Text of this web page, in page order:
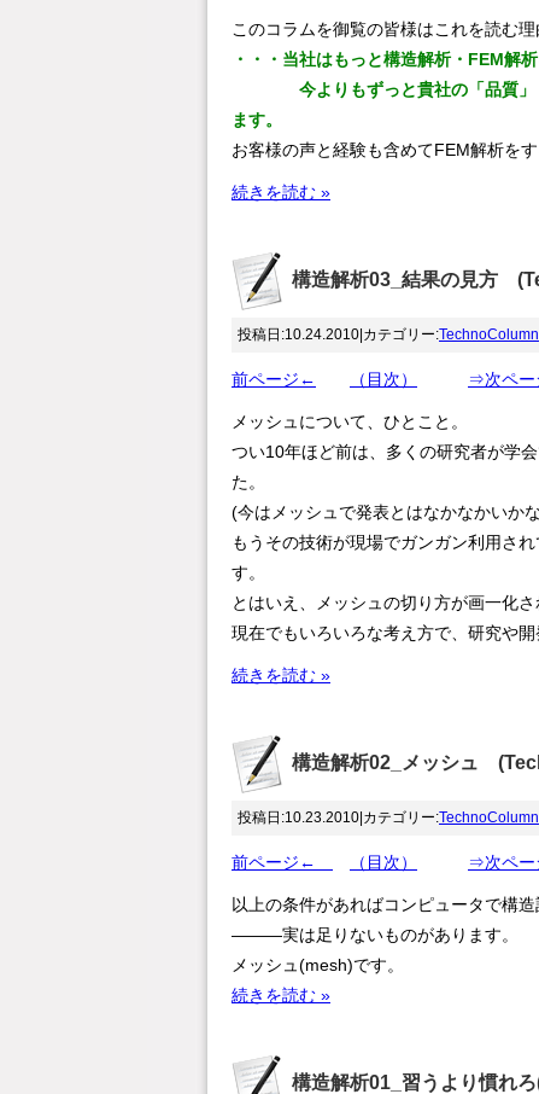
このコラムを御覧の皆様はこれを読む
・・・当社はもっと構造解析・FEM解
今よりもずっと貴社の「品質」「
ます。
お客様の声と経験も含めてFEM解析を
続きを読む »
構造解析03_結果の見方
投稿日:10.24.2010|カテゴリー:TechnoColumn
前ページ← （目次） ⇒次ペー
メッシュについて、ひとこと。
つい10年ほど前は、多くの研究者が学
た。
(今はメッシュで発表とはなかなかいか
もうその技術が現場でガンガン利用さ
す。
とはいえ、メッシュの切り方が画一化さ
現在でもいろいろな考え方で、研究や開
続きを読む »
構造解析02_メッシュ
投稿日:10.23.2010|カテゴリー:TechnoColumn
前ページ← （目次） ⇒次ペー
以上の条件があればコンピュータで構
―――実は足りないものがあります。
メッシュ(mesh)です。
続きを読む »
構造解析01_習うより慣れ